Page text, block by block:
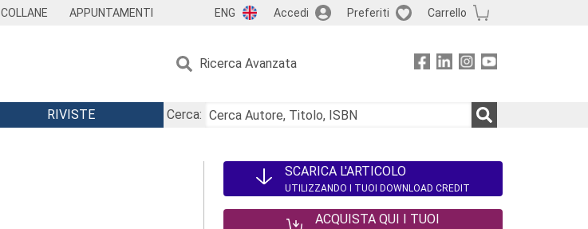
COLLANE APPUNTAMENTI ENG Accedi Preferiti Carrello
Ricerca Avanzata
RIVISTE
Cerca:
SCARICA L'ARTICOLO
UTILIZZANDO I TUOI DOWNLOAD CREDIT
ACQUISTA QUI I TUOI